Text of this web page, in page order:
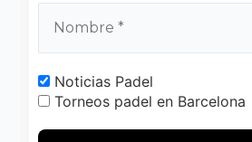
Noticias Padel
Torneos padel en Barcelona